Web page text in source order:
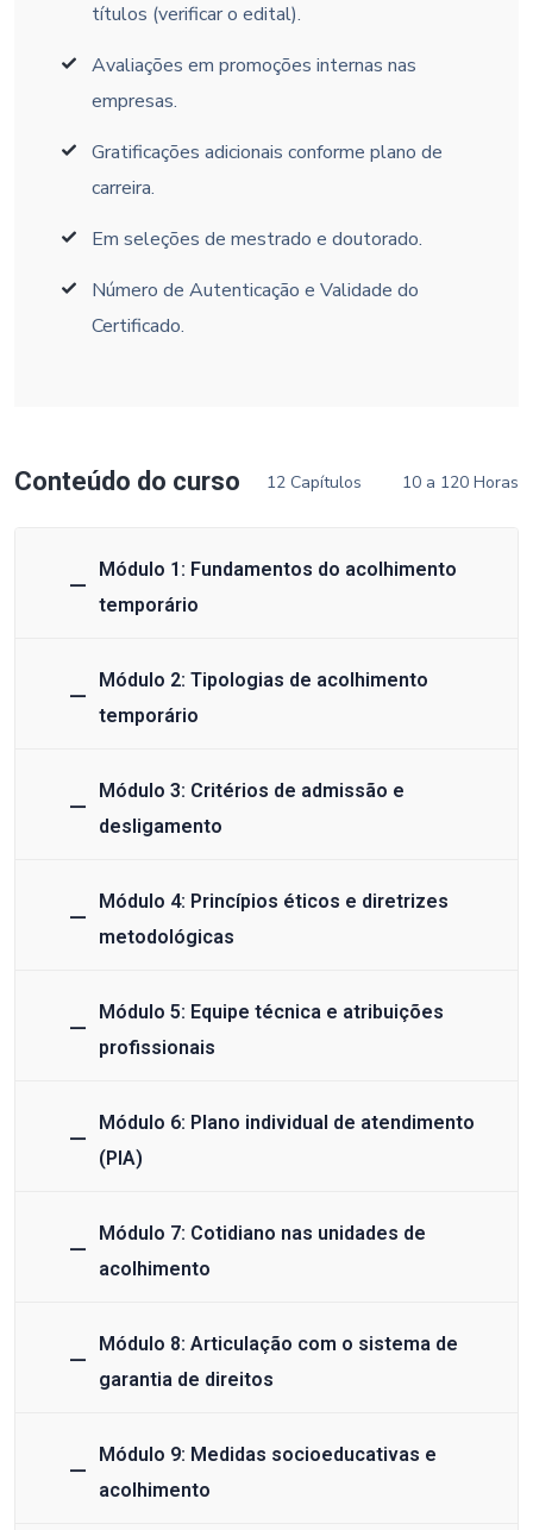
títulos (verificar o edital).
Avaliações em promoções internas nas
empresas.
Gratificações adicionais conforme plano de
carreira.
Em seleções de mestrado e doutorado.
Número de Autenticação e Validade do
Certificado.
Conteúdo do curso 12 Capítulos 10 a 120 Horas
Módulo 1: Fundamentos do acolhimento
temporário
Módulo 2: Tipologias de acolhimento
temporário
Módulo 3: Critérios de admissão e
desligamento
Módulo 4: Princípios éticos e diretrizes
metodológicas
Módulo 5: Equipe técnica e atribuições
profissionais
Módulo 6: Plano individual de atendimento
(PIA)
Módulo 7: Cotidiano nas unidades de
acolhimento
Módulo 8: Articulação com o sistema de
garantia de direitos
Módulo 9: Medidas socioeducativas e
acolhimento